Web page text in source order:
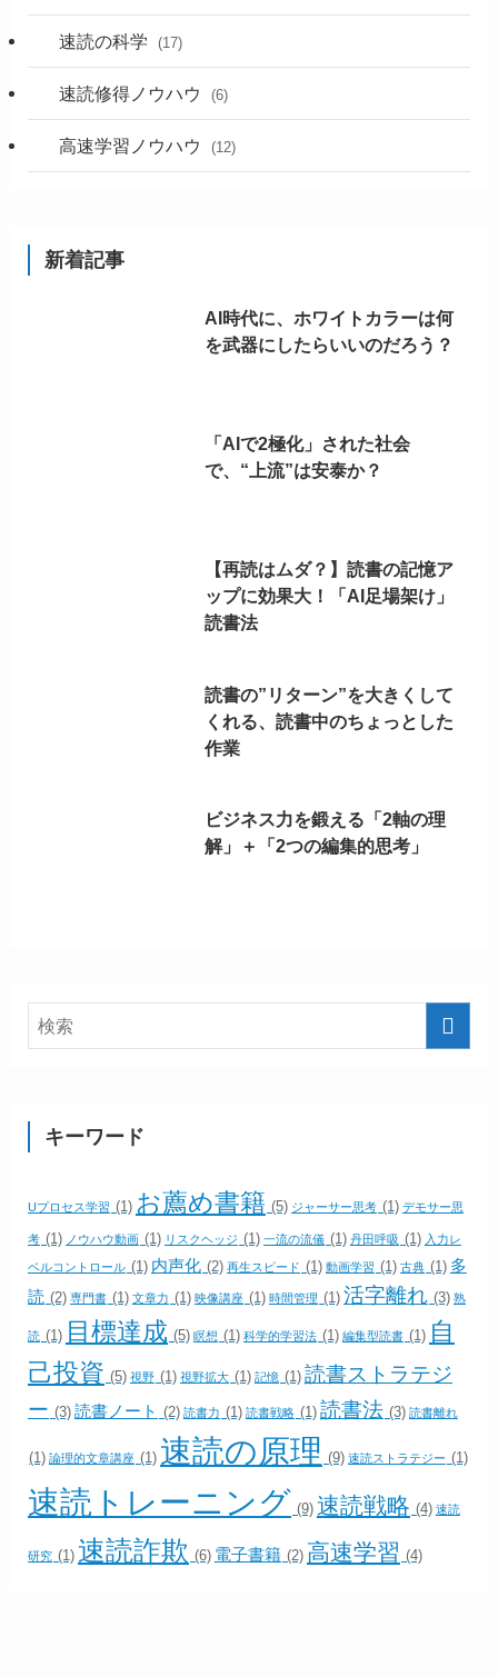
速読の科学 (17)
速読修得ノウハウ (6)
高速学習ノウハウ (12)
新着記事
AI時代に、ホワイトカラーは何
を武器にしたらいいのだろう？
「AIで2極化」された社会
で、“上流”は安泰か？
【再読はムダ？】読書の記憶ア
ップに効果大！「AI足場架け」
読書法
読書の”リターン”を大きくして
くれる、読書中のちょっとした
作業
ビジネス力を鍛える「2軸の理
解」＋「2つの編集的思考」
キーワード
Uプロセス学習 (1) お薦め書籍 (5) ジャーサー思考 (1) デモサー思
考 (1) ノウハウ動画 (1) リスクヘッジ (1) 一流の流儀 (1) 丹田呼吸 (1) 入力レ
ベルコントロール (1) 内声化 (2) 再生スピード (1) 動画学習 (1) 古典 (1) 多
読 (2) 専門書 (1) 文章力 (1) 映像講座 (1) 時間管理 (1) 活字離れ (3) 熟
読 (1) 目標達成 (5) 瞑想 (1) 科学的学習法 (1) 編集型読書 (1) 自
己投資 (5) 視野 (1) 視野拡大 (1) 記憶 (1) 読書ストラテジ
ー (3) 読書ノート (2) 読書力 (1) 読書戦略 (1) 読書法 (3) 読書離れ
(1) 論理的文章講座 (1) 速読の原理 (9) 速読ストラテジー (1)
速読トレーニング (9) 速読戦略 (4) 速読
研究 (1) 速読詐欺 (6) 電子書籍 (2) 高速学習 (4)